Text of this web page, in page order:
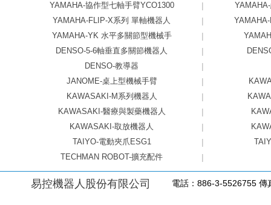
YAMAHA-協作型七軸手臂YCO1300 |
YAMAHA-FLIP-X系列 單軸機器人
|
YAMAHA-YK 水平多關節型機械手
|
DENSO-5-6軸垂直多關節機器人
|
DENSO-教導器
|
JANOME-桌上型機械手臂
|
KAWASAKI-M系列機器人
|
KAWASAKI-醫療與製藥機器人
|
KAWASAKI-取放機器人
|
TAIYO-電動夾爪ESG1
|
TECHMAN ROBOT-擴充配件
|
易控機器人股份有限公司 電話：886-3-5526755